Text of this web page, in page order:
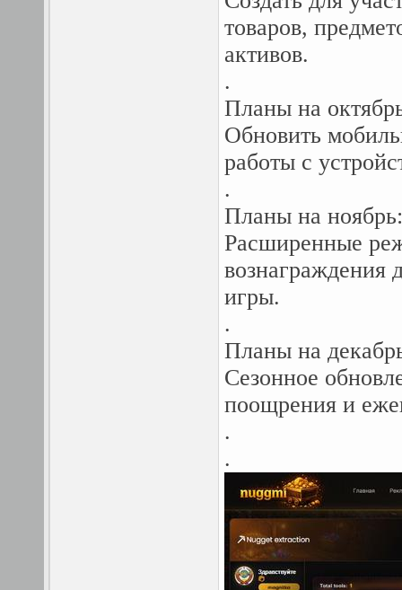
товаров,
активов.
.
Планы на
Обновить
работы с
.
Планы на ноябрь:
Расширенные
вознаграждения
игры.
.
Планы на
Сезонное
поощрения и
.
.